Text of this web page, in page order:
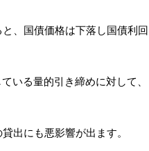
、国債価格は下落し国債利回
いる量的引き締めに対して、
出にも悪影響が出ます。